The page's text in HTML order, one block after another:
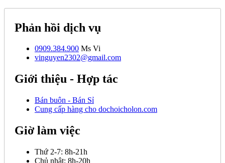
Phản hồi dịch vụ
0909.384.900 Ms Vi
vinguyen2302@gmail.com
Giới thiệu - Hợp tác
Bán buôn - Bán Sỉ
Cung cấp hàng cho dochoicholon.com
Giờ làm việc
Thứ 2-7: 8h-21h
Chủ nhật: 8h-20h